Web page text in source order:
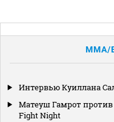
Интервью Куиллана
Матеуш Гамрот против
Fight Night